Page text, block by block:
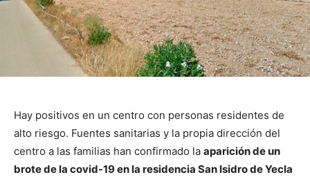
Hay positivos en un centro con personas residentes de
alto riesgo. Fuentes sanitarias y la propia dirección del
centro a las familias han confirmado la aparición de un
brote de la covid-19 en la residencia San Isidro de Yecla